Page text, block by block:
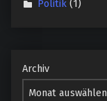
Politik (1)
Archiv